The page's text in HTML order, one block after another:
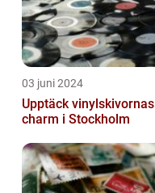
03 juni 2024
Upptäck vinylskivornas
charm i Stockholm